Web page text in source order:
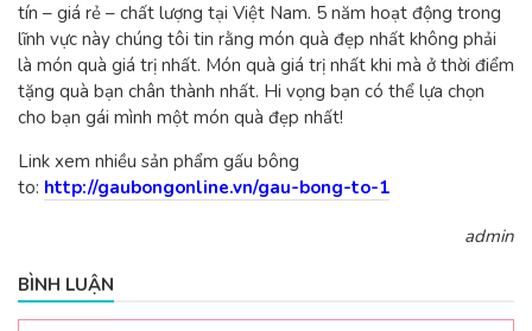
tín – giá rẻ – chất lượng tại Việt Nam. 5 năm hoạt động trong
lĩnh vực này chúng tôi tin rằng món quà đẹp nhất không phải
là món quà giá trị nhất. Món quà giá trị nhất khi mà ở thời điểm
tặng quà bạn chân thành nhất. Hi vọng bạn có thể lựa chọn
cho bạn gái mình một món quà đẹp nhất!
Link xem nhiều sản phẩm gấu bông
to: http://gaubongonline.vn/gau-bong-to-1
admin
BÌNH LUẬN